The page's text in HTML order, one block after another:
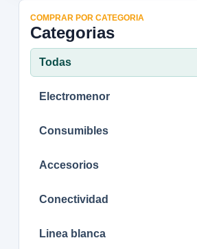
COMPRAR POR CATEGORIA
Categorias
Todas
Electromenor
Consumibles
Accesorios
Conectividad
Linea blanca